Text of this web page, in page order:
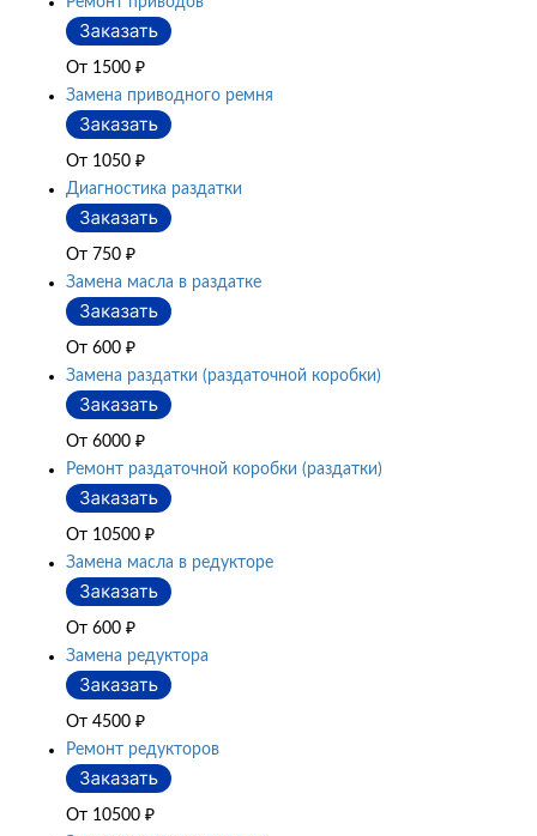
От 1500 ₽
Замена приводного ремня
От 1050 ₽
Диагностика раздатки
От 750 ₽
Замена масла в раздатке
От 600 ₽
Замена раздатки (раздаточной коробки)
От 6000 ₽
Ремонт раздаточной коробки (раздатки)
От 10500 ₽
Замена масла в редукторе
От 600 ₽
Замена редуктора
От 4500 ₽
Ремонт редукторов
От 10500 ₽